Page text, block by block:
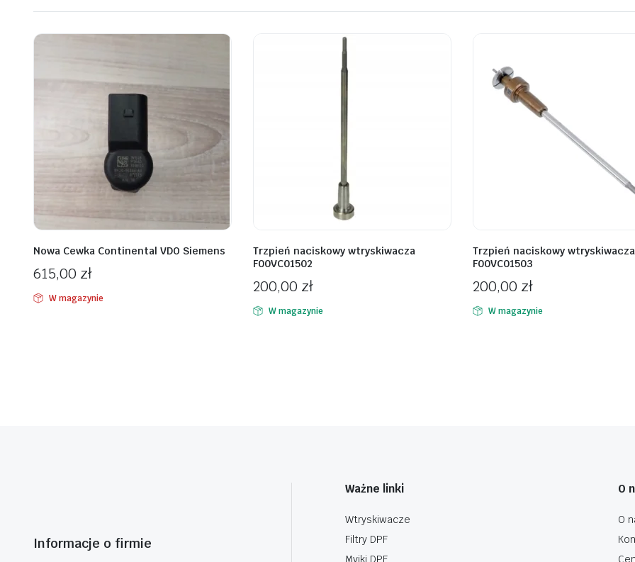
Nowa Cewka Continental VDO Siemens
615,00 zł
W magazynie
Trzpień naciskowy wtryskiwacza
F00VC01502
200,00 zł
W magazynie
Trzpień naciskowy wtryskiwacza
F00VC01503
200,00 zł
W magazynie
Informacje o firmie
Ważne linki
Wtryskiwacze
Filtry DPF
Myjki DPF
O
O